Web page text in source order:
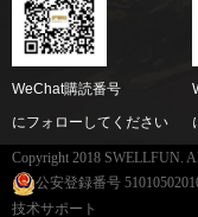
WeChat購読番号
にフォローしてください
Copyright 2018 SWELLFUN.
公安登録番号
技术サポート